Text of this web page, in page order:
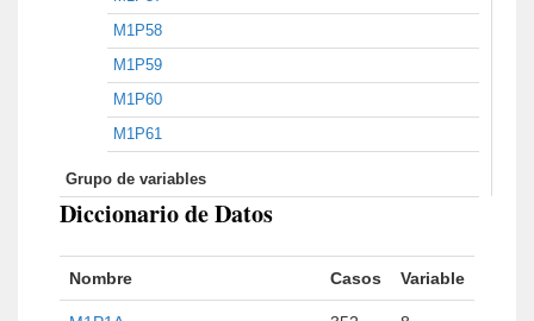
M1P58
M1P59
M1P60
M1P61
Grupo de variables
Diccionario de Datos
Nombre Casos Variable